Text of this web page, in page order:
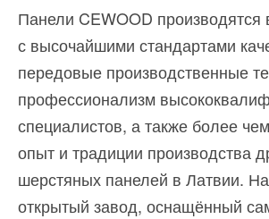
Панели CEWOOD производятся
с высочайшими стандартами
передовые производственные
профессионализм
специалистов, а также более
опыт и традиции производства
шерстяных панелей в Латвии.
открытый завод, оснащённый